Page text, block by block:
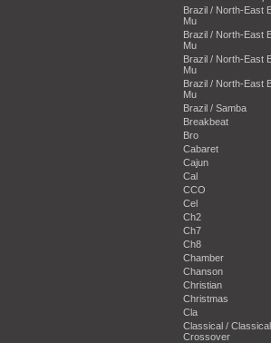
Brazil / North-East
Mu
Brazil / North-East
Mu
Brazil / North-East
Mu
Brazil / North-East
Mu
Brazil / Samba
Breakbeat
Bro
Cabaret
Cajun
Cal
CCO
Cel
Ch2
Ch7
Ch8
Chamber
Chanson
Christian
Christmas
Cla
Classical / Classical
Crossover